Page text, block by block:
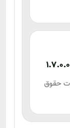
حقوق